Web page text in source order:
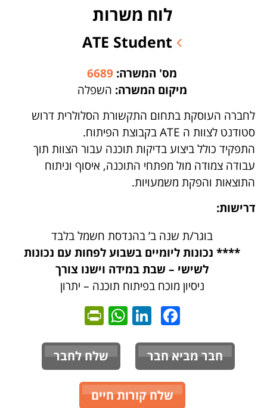
לוח משרות
מס' המשרה: 6689
מיקום המשרה: השפלה
לחברה העוסקת בתחום התקשורת הסלולרית דרוש
סטודנט לצוות ה ATE בקבוצת הפיתוח.
התפקיד כולל ביצוע בדיקות תוכנה עבור הצוות תוך
עבודה צמודה מול מפתחי התוכנה, איסוף וניתוח
התוצאות והפקת משמעויות.
דרישות:
בוגר/ת שנה ב’ בהנדסת חשמל בלבד
**** נכונות ליומיים בשבוע לפחות עם נכונות
לשישי – שבת במידה וישנו צורך
ניסיון מוכח בפיתוח תוכנה – יתרון
Facebook
LinkedIn
WhatsApp
חבר מביא חבר שלח לחבר
שלח קורות חיים